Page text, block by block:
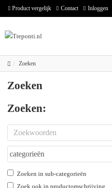
Product vergelijk Contact Inloggen
Zoeken
Zoeken
Zoeken:
Zoeken in sub-categorieën
Zoek ook in productomschrijving